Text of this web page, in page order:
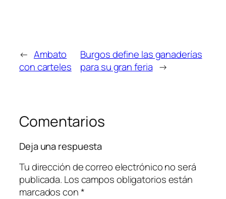
← Ambato
con carteles
Burgos define las ganaderías
para su gran feria →
Comentarios
Deja una respuesta
Tu dirección de correo electrónico no será
publicada. Los campos obligatorios están
marcados con*